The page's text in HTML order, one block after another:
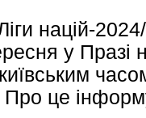
націй-
у Празі
Про це